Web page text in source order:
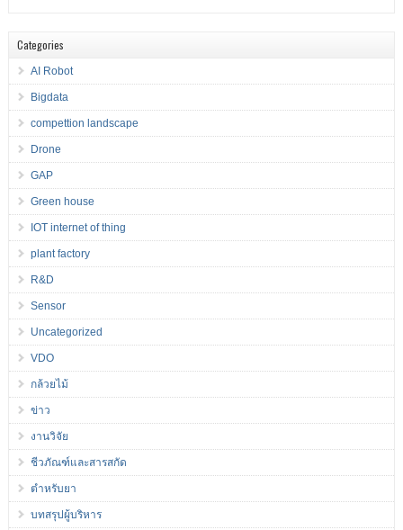
Categories
AI Robot
Bigdata
compettion landscape
Drone
GAP
Green house
IOT internet of thing
plant factory
R&D
Sensor
Uncategorized
VDO
กล้วยไม้
ข่าว
งานวิจัย
ชีวภัณฑ์และสารสกัด
ตำหรับยา
บทสรุปผู้บริหาร